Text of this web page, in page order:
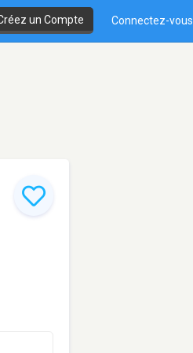
un Compte Connectez-vous